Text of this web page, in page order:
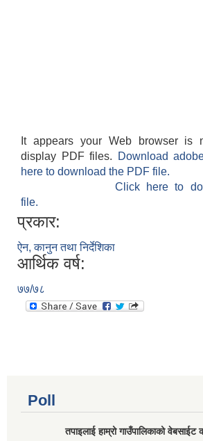
It appears your Web browser is
display PDF files.
Download
here to download the PDF file.
Click here to
file.
प्रकार:
ऐन, कानुन तथा निर्देशिका
आर्थिक वर्ष:
७७/७८
Poll
तपाइलाई हाम्रो गाउँपालिकाको वेबसाईट